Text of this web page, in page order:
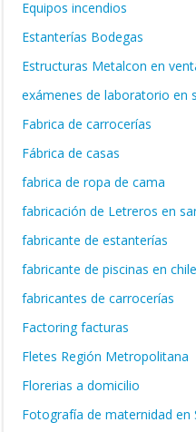
Equipos incendios
Estanterías Bodegas
Estructuras Metalcon en
exámenes de laboratorio en
Fabrica de carrocerías
Fábrica de casas
fabrica de ropa de cama
fabricación de Letreros en
fabricante de estanterías
fabricante de piscinas en chile
fabricantes de carrocerías
Factoring facturas
Fletes Región Metropolitana
Florerias a domicilio
Fotografía de maternidad en